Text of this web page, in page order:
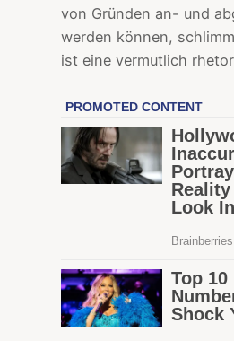
von Gründen an- und
werden können,
ist eine vermutlich